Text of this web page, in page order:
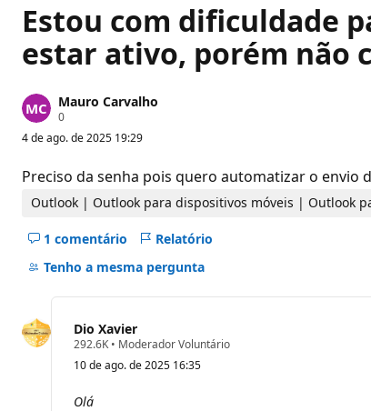
Estou com dificuldade
estar ativo, porém não
Mauro Carvalho
0P
n
o
s
d
e
e
u
a
4 de ago. de 2025 19:29
Preciso da senha pois quero automatizar o envio
Outlook | Outlook para dispositivos móveis | Outlook
1 comentário
Ocultar
comentários
Relatório
Tenho a mesma pergunta
Dio Xavier
292.6K P
n
• Moderador Voluntário
10 de ago. de 2025 16:35
Olá